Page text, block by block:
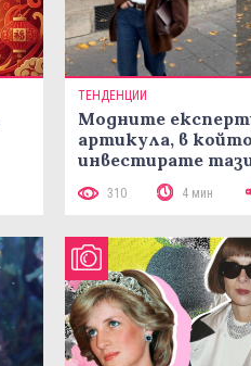
ТЕНДЕНЦИИ
Модните
артикула, в
инвестирате
310 4 мин